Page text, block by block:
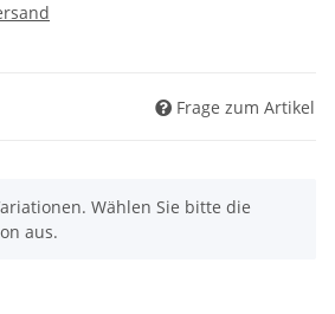
Frage zum Artikel
Wählen Sie bitte die
aus.